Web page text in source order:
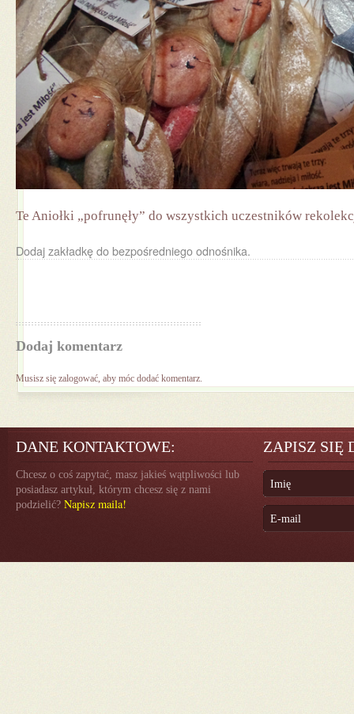
Te Aniołki „pofrunęły” do wszystkich uczestników
Dodaj zakładkę dobezpośredniego odnośnika.
Dodaj komentarz
Musisz się zalogować, aby móc dodać komentarz.
DANE KONTAKTOWE:
Chcesz o coś zapytać, masz jakieś wątpliwości lub
posiadasz artykuł, którym chcesz się z nami
podzielić? Napisz maila!
ZAPISZ SIĘ